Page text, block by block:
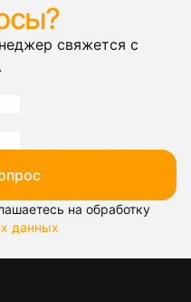
свяжется с
на обработку
данных